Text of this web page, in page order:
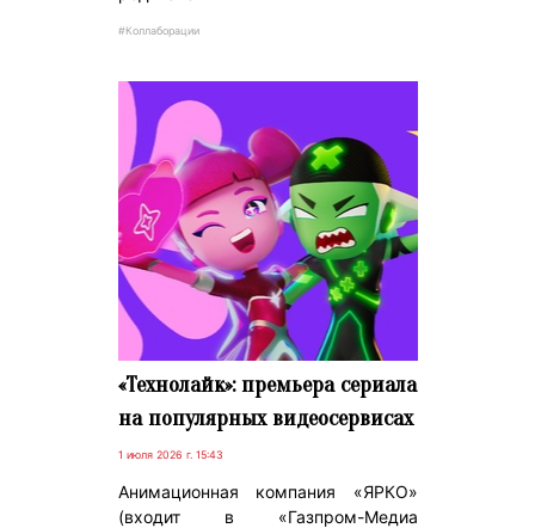
#Коллаборации
«Технолайк»: премьера сериала
на популярных видеосервисах
1 июля 2026 г. 15:43
Анимационная компания «ЯРКО»
(входит в «Газпром-Медиа